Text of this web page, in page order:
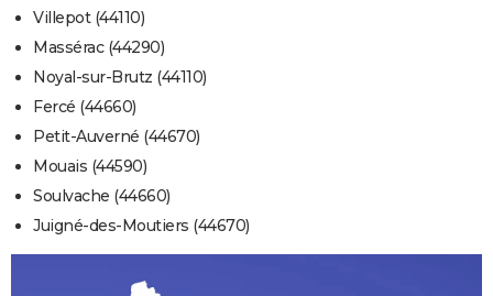
Villepot (44110)
Massérac (44290)
Noyal-sur-Brutz (44110)
Fercé (44660)
Petit-Auverné (44670)
Mouais (44590)
Soulvache (44660)
Juigné-des-Moutiers (44670)